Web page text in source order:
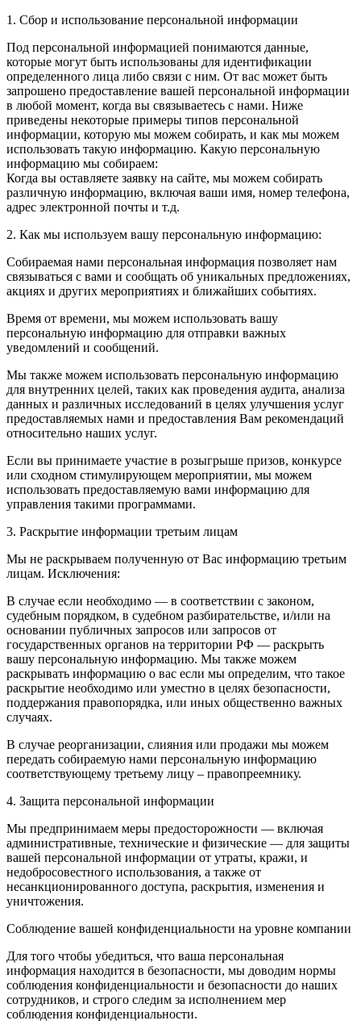
1. Сбор и использование персональной информации
Под персональной информацией понимаются данные,
которые могут быть использованы для идентификации
определенного лица либо связи с ним. От вас может быть
запрошено предоставление вашей персональной информации
в любой момент, когда вы связываетесь с нами. Ниже
приведены некоторые примеры типов персональной
информации, которую мы можем собирать, и как мы можем
использовать такую информацию. Какую персональную
информацию мы собираем:
Когда вы оставляете заявку на сайте, мы можем собирать
различную информацию, включая ваши имя, номер телефона,
адрес электронной почты и т.д.
2. Как мы используем вашу персональную информацию:
Собираемая нами персональная информация позволяет нам
связываться с вами и сообщать об уникальных предложениях,
акциях и других мероприятиях и ближайших событиях.
Время от времени, мы можем использовать вашу
персональную информацию для отправки важных
уведомлений и сообщений.
Мы также можем использовать персональную информацию
для внутренних целей, таких как проведения аудита, анализа
данных и различных исследований в целях улучшения услуг
предоставляемых нами и предоставления Вам рекомендаций
относительно наших услуг.
Если вы принимаете участие в розыгрыше призов, конкурсе
или сходном стимулирующем мероприятии, мы можем
использовать предоставляемую вами информацию для
управления такими программами.
3. Раскрытие информации третьим лицам
Мы не раскрываем полученную от Вас информацию третьим
лицам. Исключения:
В случае если необходимо — в соответствии с законом,
судебным порядком, в судебном разбирательстве, и/или на
основании публичных запросов или запросов от
государственных органов на территории РФ — раскрыть
вашу персональную информацию. Мы также можем
раскрывать информацию о вас если мы определим, что такое
раскрытие необходимо или уместно в целях безопасности,
поддержания правопорядка, или иных общественно важных
случаях.
В случае реорганизации, слияния или продажи мы можем
передать собираемую нами персональную информацию
соответствующему третьему лицу – правопреемнику.
4. Защита персональной информации
Мы предпринимаем меры предосторожности — включая
административные, технические и физические — для защиты
вашей персональной информации от утраты, кражи, и
недобросовестного использования, а также от
несанкционированного доступа, раскрытия, изменения и
уничтожения.
Соблюдение вашей конфиденциальности на уровне компании
Для того чтобы убедиться, что ваша персональная
информация находится в безопасности, мы доводим нормы
соблюдения конфиденциальности и безопасности до наших
сотрудников, и строго следим за исполнением мер
соблюдения конфиденциальности.